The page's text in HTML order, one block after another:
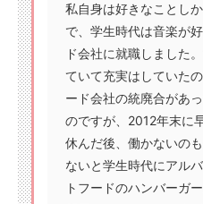
私自身は好きなことし
で、学生時代は音楽が
ド会社に就職しました
ていて充実はしていた
ード会社の統廃合があ
のですが、2012年末に
休んだ後、働かないの
ないと学生時代にアル
トフードのハンバーガ